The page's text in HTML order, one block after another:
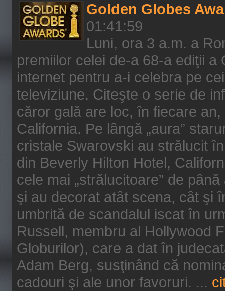
Golden Globes
01:41:59
Luni, ora 3 a.m. a
premiilor celei de-a 68-a ediţii
internet pentru a-i celebra pe
televiziune. Citeşte o serie de
căror gală are loc, în fiecare
California. Pe lângă „aura”
cristale Swarovski au strălucit
din Beverly Hilton Hotel,
cele mai „strălucitoare” de
şi au decorat atât scena, cât şi
umbrită de scandalul iscat în
Russell, membru al Hollywood
Globurilor), care a dat în
Adam Berg, susţinând că
cadouri şi ale unor favoruri. ...